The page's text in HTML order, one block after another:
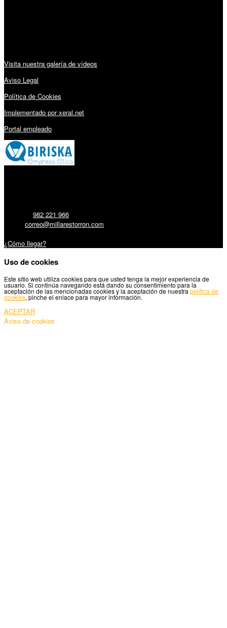
Visita nuestra galería de vídeos
Aviso Legal
Política de Cookies
Implementado por xeral.net
Portal empleado
982 221 966
correo@millarestorron.com
¿Cómo llegar?
Uso de cookies
Este sitio web utiliza cookies para que usted tenga la mejor experiencia de
usuario. Si continúa navegando está dando su consentimiento para la
aceptación de las mencionadas cookies y la aceptación de nuestra política de
cookies, pinche el enlace para mayor información.
ACEPTAR
Aviso de cookies